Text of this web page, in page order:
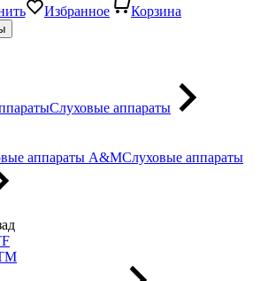
Избранное Корзина
Слуховые аппараты
Слуховые аппараты